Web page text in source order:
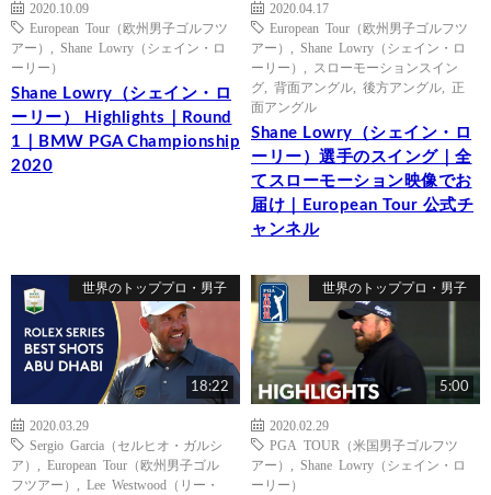
2020.10.09
European Tour（欧州男子ゴルフツ
アー）
Shane Lowry（シェイン・ロ
ーリー）
Shane Lowry（シェイン・ロ
ーリー） Highlights｜Round
1｜BMW PGA Championship
2020
2020.04.17
European Tour（欧州男子ゴルフツ
アー）
Shane Lowry（シェイン・ロ
ーリー）
スローモーションスイン
グ
背面アングル 後方アングル
正
面アングル
Shane Lowry（シェイン・ロ
ーリー）選手のスイング｜全
てスローモーション映像でお
届け｜European Tour 公式チ
ャンネル
世界のトッププロ・男子
18:22
2020.03.29
Sergio Garcia（セルヒオ・ガルシ
ア）
European Tour（欧州男子ゴル
フツアー）
Lee Westwood（リー・
世界のトッププロ・男子
5:00
2020.02.29
PGA TOUR（米国男子ゴルフツ
アー）
Shane Lowry（シェイン・ロ
ーリー）